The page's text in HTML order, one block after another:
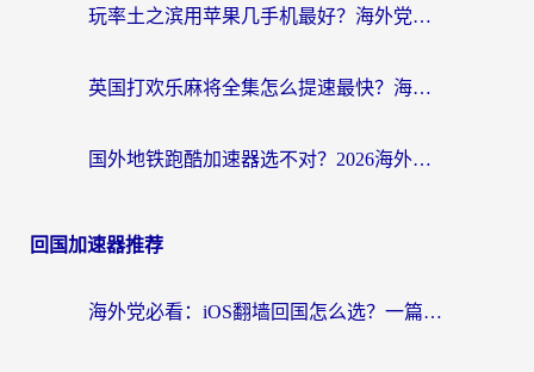
玩率土之滨用苹果几手机最好？海外党必看的国服游戏加速+设备选择指南
英国打欢乐麻将全集怎么提速最快？海外党亲测有效的国服游戏加速指南
国外地铁跑酷加速器选不对？2026海外玩家必看的国服游戏加速全攻略
回国加速器推荐
海外党必看：iOS翻墙回国怎么选？一篇搞定无缝访问国内资源